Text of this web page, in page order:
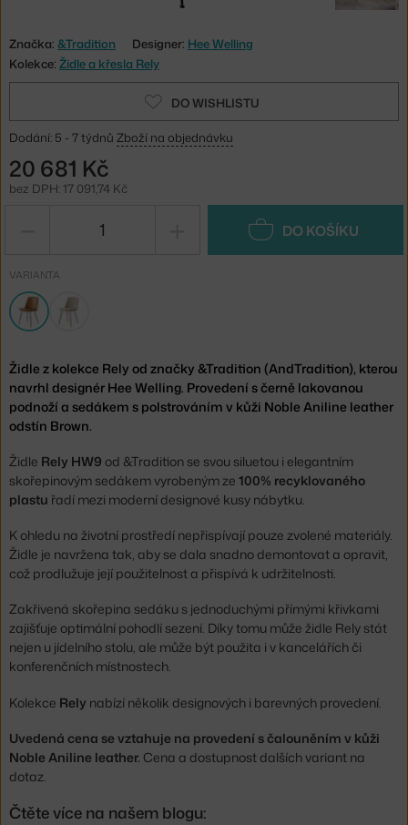
Značka: &Tradition Designer: Hee Welling
Kolekce: Židle a křesla Rely
DO WISHLISTU
Dodání: 5 - 7 týdnů Zboží na objednávku
20 681 Kč
bez DPH: 17 091,74 Kč
DO KOŠÍKU
VARIANTA
Židle z kolekce Rely od značky &Tradition (AndTradition), kterou
navrhl designér Hee Welling. Provedení s černě lakovanou
podnoží a sedákem s polstrováním v kůži Noble Aniline leather
odstín Brown.
Židle Rely HW9 od &Tradition se svou siluetou i elegantním
skořepinovým sedákem vyrobeným ze 100% recyklovaného
plastu řadí mezi moderní designové kusy nábytku.
K ohledu na životní prostředí nepřispívají pouze zvolené materiály.
Židle je navržena tak, aby se dala snadno demontovat a opravit,
což prodlužuje její použitelnost a přispívá k udržitelnosti.
Zakřivená skořepina sedáku s jednoduchými přímými křivkami
zajišťuje optimální pohodlí sezení. Díky tomu může židle Rely stát
nejen u jídelního stolu, ale může být použita i v kancelářích či
konferenčních místnostech.
Kolekce Rely nabízí několik designových i barevných provedení.
Uvedená cena se vztahuje na provedení s čalouněním v kůži
Noble Aniline leather. Cena a dostupnost dalších variant na
dotaz.
Čtěte více na našem blogu: